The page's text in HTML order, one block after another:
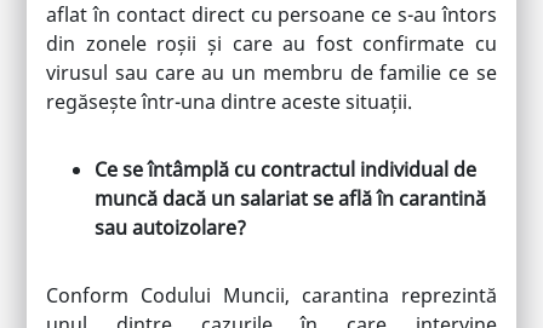
aflat în contact direct cu persoane ce s-au întors
din zonele roșii și care au fost confirmate cu
virusul sau care au un membru de familie ce se
regăsește într-una dintre aceste situații.
Ce se întâmplă cu contractul individual de
muncă dacă un salariat se află în carantină
sau autoizolare?
Conform Codului Muncii, carantina reprezintă